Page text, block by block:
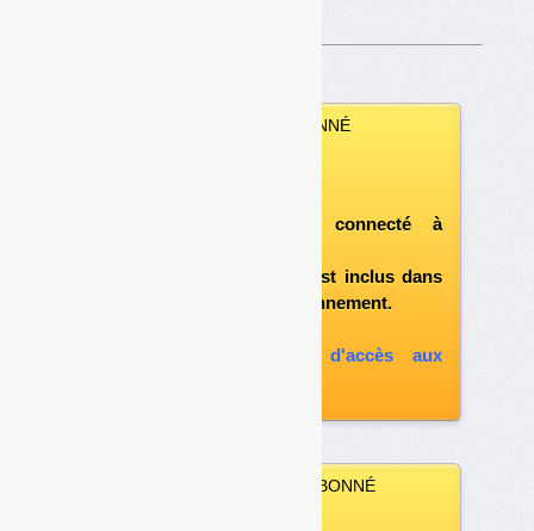
VOUS ÊTES ABONNÉ
après vous être connecté à
et si le document est inclus dans
votre formule d'abonnement.
souscrire à l'option d'accès aux
VOUS N’ÊTES PAS ABONNÉ